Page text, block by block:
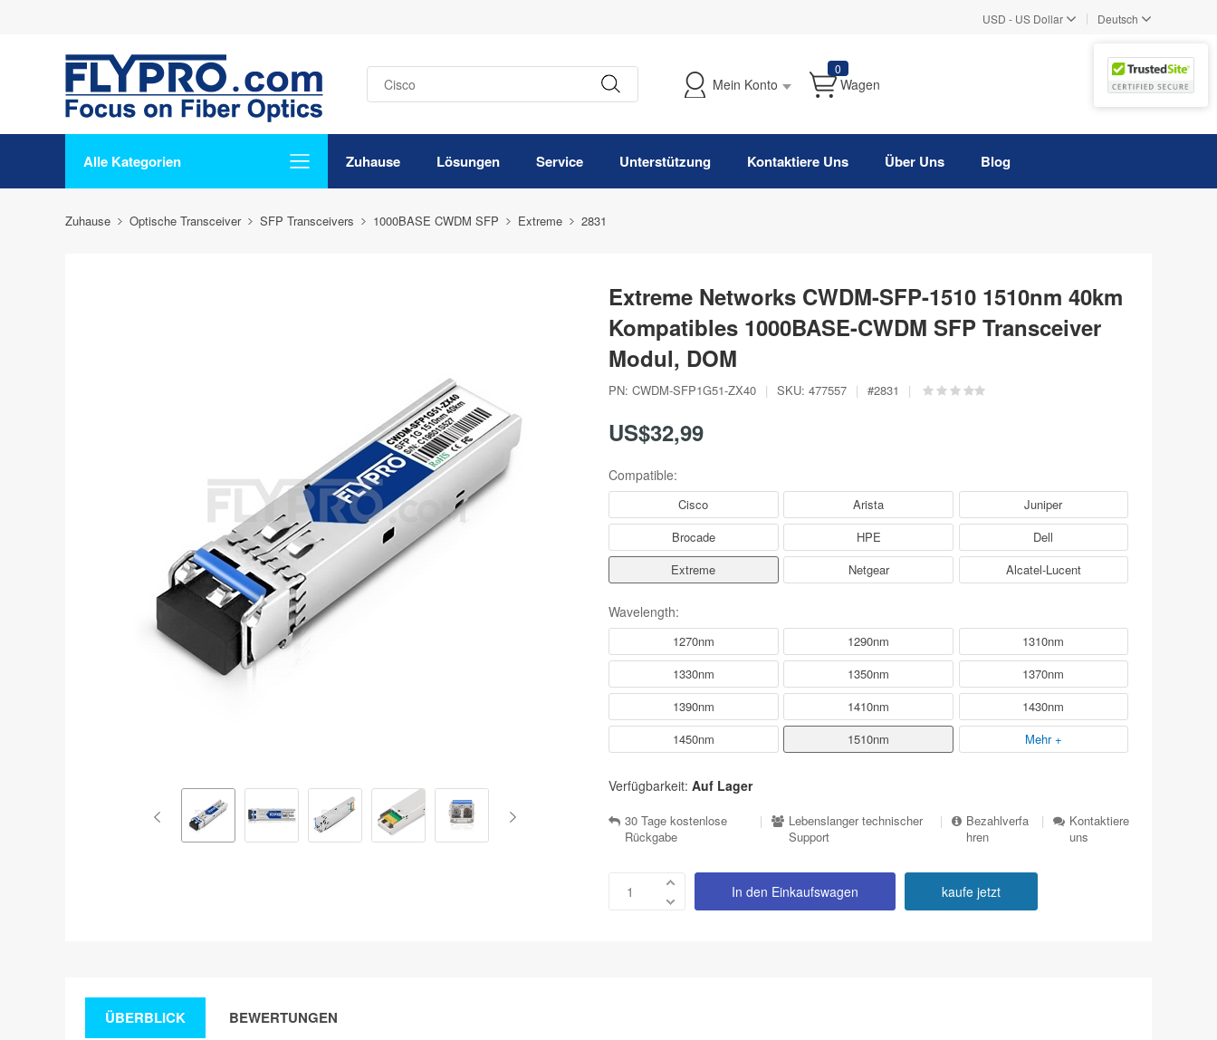
USD - US Dollar | Deutsch
Mein Konto
0
Wagen
Alle Kategorien Zuhause Lösungen Service Unterstützung Kontaktiere Uns Über Uns Blog
Zuhause Optische Transceiver SFP Transceivers 1000BASE CWDM SFP Extreme 2831
Extreme Networks CWDM-SFP-1510 1510nm 40km
Kompatibles 1000BASE-CWDM SFP Transceiver
Modul, DOM
PN: CWDM-SFP1G51-ZX40 | SKU: 477557 | #2831 |
US$32,99
Compatible:
Cisco Arista
Juniper
Brocade
HPE
Dell
Extreme
Netgear Alcatel-Lucent
Wavelength:
1270nm 1290nm
1310nm
1330nm
1350nm
1370nm
1390nm
1410nm
1430nm
1450nm
1510nm Mehr +
Verfügbarkeit: Auf Lager
30 Tage kostenlose
Rückgabe
|
Lebenslanger technischer
Support
|
Bezahlverfa
hren
|
Kontaktiere
uns
In den Einkaufswagen kaufe jetzt
ÜBERBLICK BEWERTUNGEN